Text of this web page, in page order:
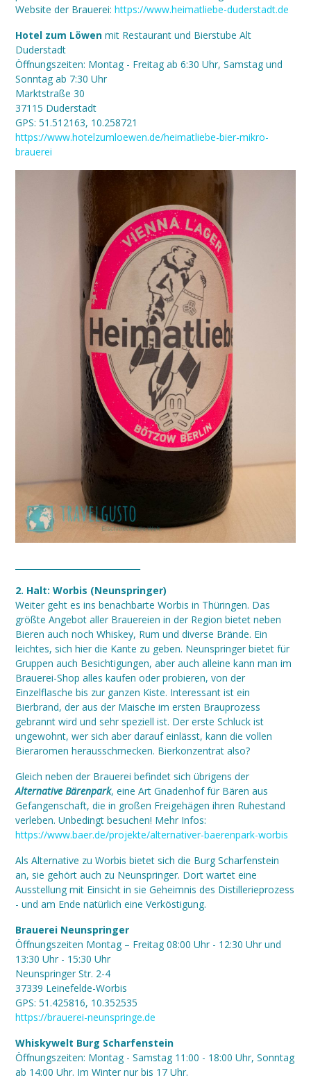
Website der Brauerei:https://www.heimatliebe-duderstadt.de
Hotel zum Löwen mit Restaurant und Bierstube Alt
Duderstadt
Öffnungszeiten: Montag - Freitag ab 6:30 Uhr, Samstag und
Sonntag ab 7:30 Uhr
Marktstraße 30
37115 Duderstadt
GPS: 51.512163, 10.258721
https://www.hotelzumloewen.de/heimatliebe-bier-mikro-
brauerei
2. Halt: Worbis (Neunspringer)
Weiter geht es ins benachbarte Worbis in Thüringen. Das
größte Angebot aller Brauereien in der Region bietet neben
Bieren auch noch Whiskey, Rum und diverse Brände. Ein
leichtes, sich hier die Kante zu geben. Neunspringer bietet für
Gruppen auch Besichtigungen, aber auch alleine kann man im
Brauerei-Shop alles kaufen oder probieren, von der
Einzelflasche bis zur ganzen Kiste. Interessant ist ein
Bierbrand, der aus der Maische im ersten Brauprozess
gebrannt wird und sehr speziell ist. Der erste Schluck ist
ungewohnt, wer sich aber darauf einlässt, kann die vollen
Bieraromen herausschmecken. Bierkonzentrat also?
Gleich neben der Brauerei befindet sich übrigens der
Alternative Bärenpark, eine Art Gnadenhof für Bären aus
Gefangenschaft, die in großen Freigehägen ihren Ruhestand
verleben. Unbedingt besuchen! Mehr Infos:
https://www.baer.de/projekte/alternativer-baerenpark-worbis
Als Alternative zu Worbis bietet sich die Burg Scharfenstein
an, sie gehört auch zu Neunspringer. Dort wartet eine
Ausstellung mit Einsicht in sie Geheimnis des Distillerieprozess
- und am Ende natürlich eine Verköstigung.
Brauerei Neunspringer
Öffnungszeiten Montag – Freitag 08:00 Uhr - 12:30 Uhr und
13:30 Uhr - 15:30 Uhr
Neunspringer Str. 2-4
37339 Leinefelde-Worbis
GPS: 51.425816, 10.352535
https://brauerei-neunspringe.de
Whiskywelt Burg Scharfenstein
Öffnungszeiten: Montag - Samstag 11:00 - 18:00 Uhr, Sonntag
ab 14:00 Uhr. Im Winter nur bis 17 Uhr.